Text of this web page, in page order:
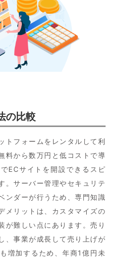
の比較
トフォームをレンタルして利
料から数万円と低コストで導
ECサイトを開設できるスピ
。サーバー管理やセキュリテ
ンダーが行うため、専門知識
メリットは、カスタマイズの
が難しい点にあります。売り
、事業が成長して売り上げが
増加するため、年商1億円未